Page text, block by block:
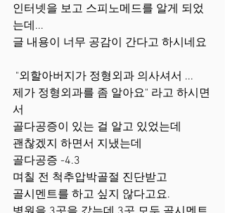
인터넷을 보고 스피노메드를 알게 되었
는데...
글 내용이 너무 공감이 간다고 하시네요
"외할아버지가 정형외과 의사셔서 ...
제가 정형외과를 좀 알아요" 라고 하시면
서
골다공증이 있는 걸 알고 있었는데
괜찮겠지 하면서 지냈는데
골다공증 -4.3
며칠 전 척추압박골절 진단받고
골시멘트를 하고 싶지 않다고요.